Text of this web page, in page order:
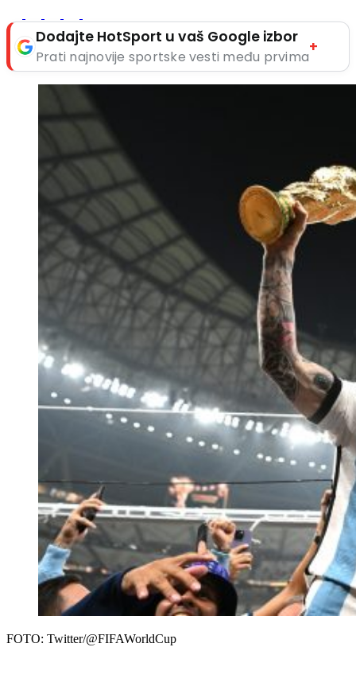
Dodajte HotSport u vaš Google izbor
Prati najnovije sportske vesti među prvima
+
FOTO: Twitter/@FIFAWorldCup